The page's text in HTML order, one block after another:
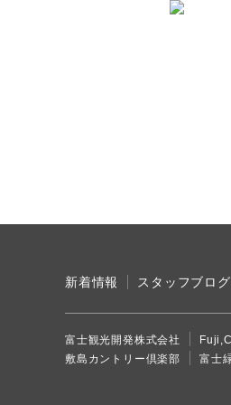
新着情報 スタッフブログ
富士観光開発株式会社
敷島カントリー倶楽部
富士